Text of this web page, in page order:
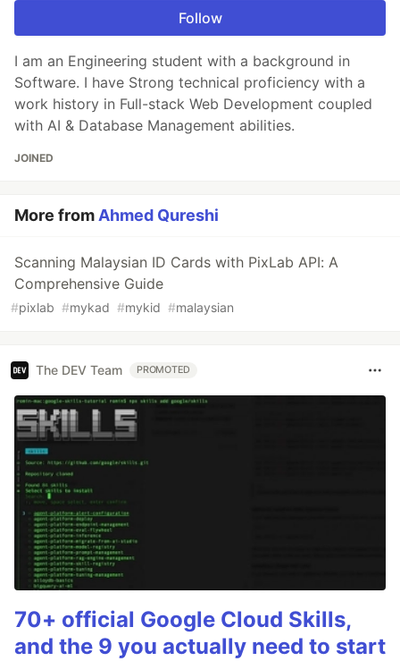
Follow
I am an Engineering student with a background in
Software. I have Strong technical proficiency with a
work history in Full-stack Web Development coupled
with AI & Database Management abilities.
JOINED
More from Ahmed Qureshi
Scanning Malaysian ID Cards with PixLab API: A
Comprehensive Guide
#pixlab #mykad #mykid #malaysian
The DEV Team PROMOTED
70+ official Google Cloud Skills,
and the 9 you actually need to start